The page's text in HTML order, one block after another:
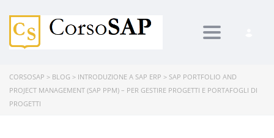
Toggle
CORSOSAP > BLOG > INTRODUZIONE A SAP ERP > SAP PORTFOLIO AND
PROJECT MANAGEMENT (SAP PPM) – PER GESTIRE PROGETTI E PORTAFOGLI DI
PROGETTI